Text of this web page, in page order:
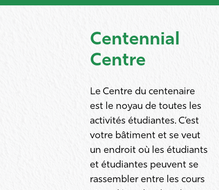
Centennial
Centre
Le Centre du centenaire
est le noyau de toutes les
activités étudiantes. C’est
votre bâtiment et se veut
un endroit où les étudiants
et étudiantes peuvent se
rassembler entre les cours